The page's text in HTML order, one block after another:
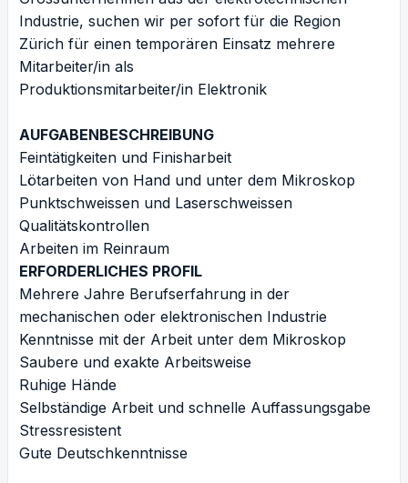
Industrie, suchen wir per sofort für die Region
Zürich für einen temporären Einsatz mehrere
Mitarbeiter/in als
Produktionsmitarbeiter/in Elektronik
AUFGABENBESCHREIBUNG
Feintätigkeiten und Finisharbeit
Lötarbeiten von Hand und unter dem Mikroskop
Punktschweissen und Laserschweissen
Qualitätskontrollen
Arbeiten im Reinraum
ERFORDERLICHES PROFIL
Mehrere Jahre Berufserfahrung in der
mechanischen oder elektronischen Industrie
Kenntnisse mit der Arbeit unter dem Mikroskop
Saubere und exakte Arbeitsweise
Ruhige Hände
Selbständige Arbeit und schnelle Auffassungsgabe
Stressresistent
Gute Deutschkenntnisse